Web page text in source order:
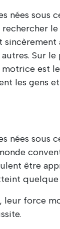
nées sous
rechercher
Sur le
est
les gens
nées sous
être
quelque
leur force